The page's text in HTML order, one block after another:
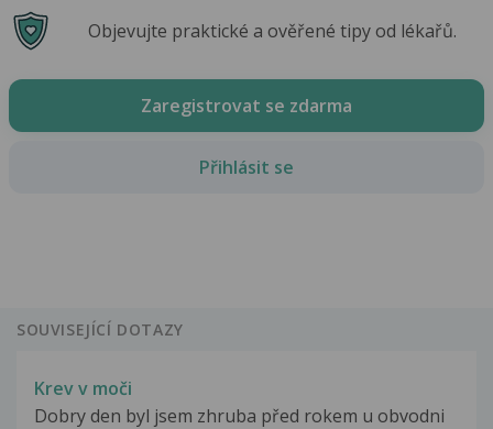
Objevujte praktické a ověřené tipy od lékařů.
Zaregistrovat se zdarma
Přihlásit se
SOUVISEJÍCÍ DOTAZY
Krev v moči
Dobry den byl jsem zhruba před rokem u obvodni